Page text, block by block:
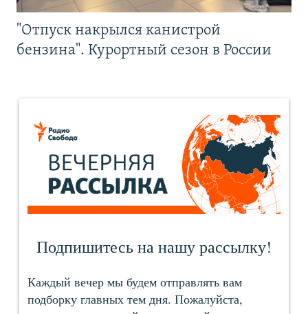
"Отпуск накрылся канистрой
бензина". Курортный сезон в России